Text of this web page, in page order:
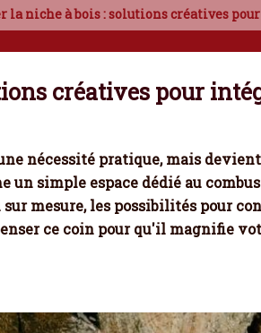
la niche à bois : solutions créatives
créatives pour
nécessité pratique, mais
simple espace dédié au
mesure, les possibilités pour
ce coin pour qu'il magnifie